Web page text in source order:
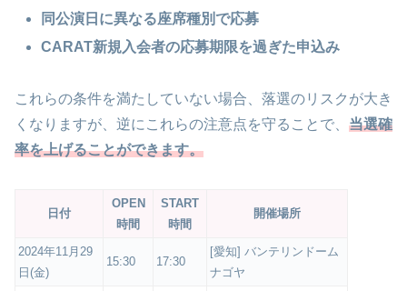
同公演日に異なる座席種別で応募
CARAT新規入会者の応募期限を過ぎた申込み
これらの条件を満たしていない場合、落選のリスクが大き
くなりますが、逆にこれらの注意点を守ることで、 当選確
率を上げることができます。
日付
OPEN
時間
START
時間
開催場所
2024年11月29
日(金)
15:30 17:30
[愛知] バンテリンドーム
ナゴヤ